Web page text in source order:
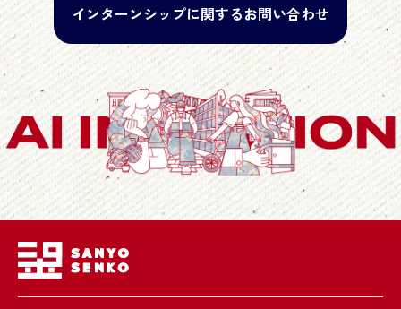
インターンシップに関するお問い合わせ